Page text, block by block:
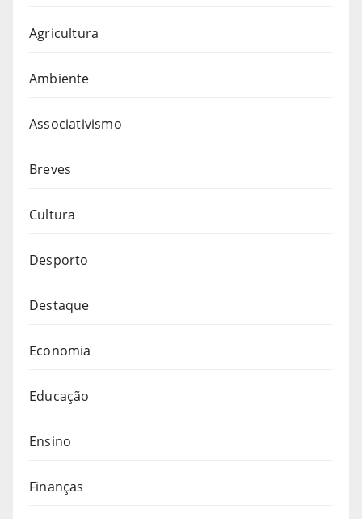
Agricultura
Ambiente
Associativismo
Breves
Cultura
Desporto
Destaque
Economia
Educação
Ensino
Finanças